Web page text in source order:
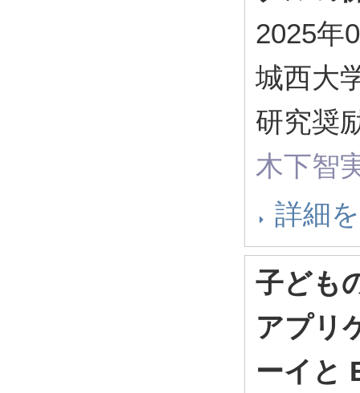
2025年
城西大
研究奨
木下智
詳細
子ども
アプリ
ーイと